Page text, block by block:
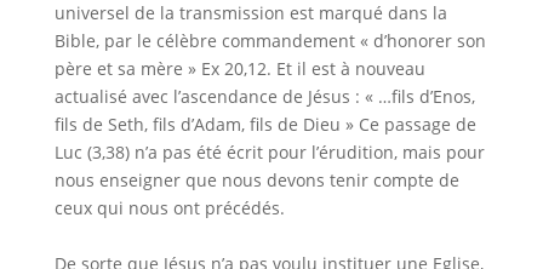
universel de la transmission est marqué dans la
Bible, par le célèbre commandement « d’honorer son
père et sa mère » Ex 20,12. Et il est à nouveau
actualisé avec l’ascendance de Jésus : « …fils d’Enos,
fils de Seth, fils d’Adam, fils de Dieu » Ce passage de
Luc (3,38) n’a pas été écrit pour l’érudition, mais pour
nous enseigner que nous devons tenir compte de
ceux qui nous ont précédés.
De sorte que Jésus n’a pas voulu instituer une Eglise,